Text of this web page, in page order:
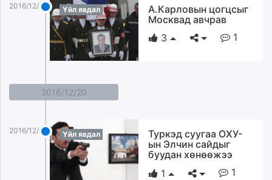
2016/12/21 Үйл явдал
А.Карловын цогцсыг
Москвад авчрав
3
1
2016/12/20
2016/12/20 Үйл явдал
Туркэд суугаа ОХУ-
ын Элчин сайдыг
буудан хөнөөжээ
1
1